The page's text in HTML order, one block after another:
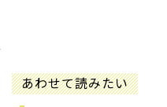
あわせて読みたい